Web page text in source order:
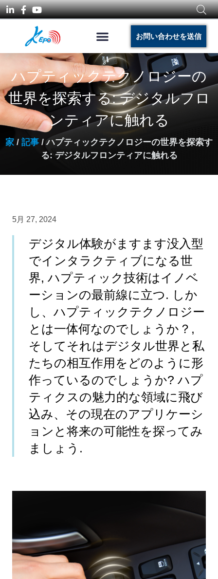
お問い合わせを送信
ハプティックテクノロジーの
世界を探索する: デジタルフロ
ンティアに触れる
家 / 記事 / ハプティックテクノロジーの世界を探索す
る: デジタルフロンティアに触れる
5月 27, 2024
デジタル体験がますます没入型
でインタラクティブになる世
界, ハプティック技術はイノベ
ーションの最前線に立つ. しか
し、ハプティックテクノロジー
とは一体何なのでしょうか？,
そしてそれはデジタル世界と私
たちの相互作用をどのように形
作っているのでしょうか? ハプ
ティクスの魅力的な領域に飛び
込み、その現在のアプリケーシ
ョンと将来の可能性を探ってみ
ましょう.